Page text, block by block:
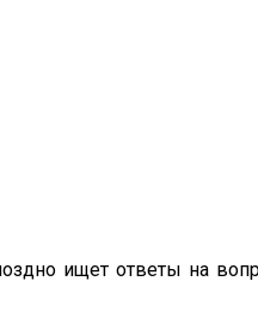
ищет ответы на